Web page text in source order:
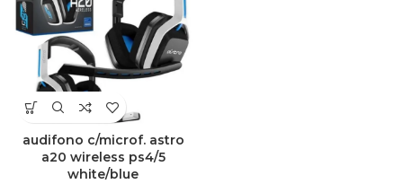
audifono c/microf. astro
a20 wireless ps4/5
white/blue